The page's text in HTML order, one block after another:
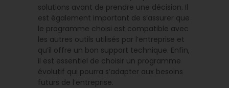
solutions avant de prendre une décision. Il
est également important de s’assurer que
le programme choisi est compatible avec
les autres outils utilisés par l’entreprise et
qu’il offre un bon support technique. Enfin,
il est essentiel de choisir un programme
évolutif qui pourra s’adapter aux besoins
futurs de l’entreprise.